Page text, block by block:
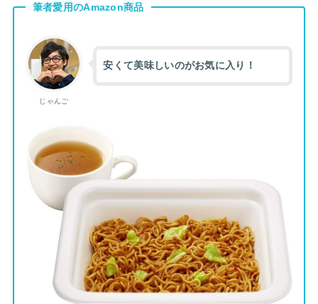
筆者愛用のAmazon商品
じゃんご
安くて美味しいのがお気に入り！